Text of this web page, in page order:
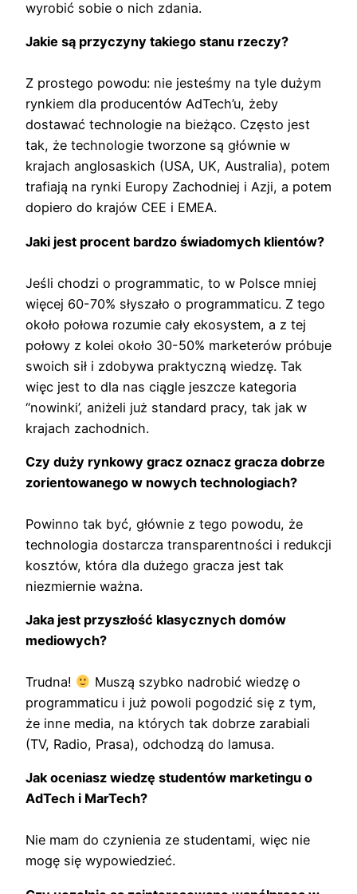
wyrobić sobie o nich zdania.
Jakie są przyczyny takiego stanu rzeczy?
Z prostego powodu: nie jesteśmy na tyle dużym
rynkiem dla producentów AdTech’u, żeby
dostawać technologie na bieżąco. Często jest
tak, że technologie tworzone są głównie w
krajach anglosaskich (USA, UK, Australia), potem
trafiają na rynki Europy Zachodniej i Azji, a potem
dopiero do krajów CEE i EMEA.
Jaki jest procent bardzo świadomych klientów?
Jeśli chodzi o programmatic, to w Polsce mniej
więcej 60-70% słyszało o programmaticu. Z tego
około połowa rozumie cały ekosystem, a z tej
połowy z kolei około 30-50% marketerów próbuje
swoich sił i zdobywa praktyczną wiedzę. Tak
więc jest to dla nas ciągle jeszcze kategoria
“nowinki’, aniżeli już standard pracy, tak jak w
krajach zachodnich.
Czy duży rynkowy gracz oznacz gracza dobrze
zorientowanego w nowych technologiach?
Powinno tak być, głównie z tego powodu, że
technologia dostarcza transparentności i redukcji
kosztów, która dla dużego gracza jest tak
niezmiernie ważna.
Jaka jest przyszłość klasycznych domów
mediowych?
Trudna!
Muszą szybko nadrobić wiedzę o
programmaticu i już powoli pogodzić się z tym,
że inne media, na których tak dobrze zarabiali
(TV, Radio, Prasa), odchodzą do lamusa.
Jak oceniasz wiedzę studentów marketingu o
AdTech i MarTech?
Nie mam do czynienia ze studentami, więc nie
mogę się wypowiedzieć.